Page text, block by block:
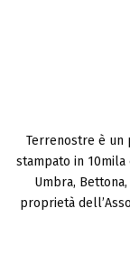
Terrenostre è un
stampato in 10mila
Umbra,
proprietà